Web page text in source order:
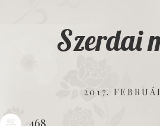
Szerdai
2017.
468